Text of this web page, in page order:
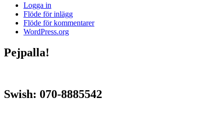
Logga in
Flöde för inlägg
Flöde för kommentarer
WordPress.org
Pejpalla!
Swish: 070-8885542